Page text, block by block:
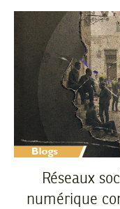
Réseaux
numérique